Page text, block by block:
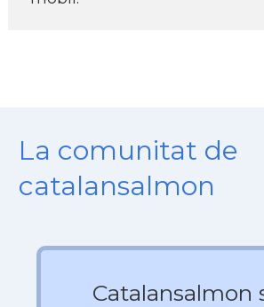
La comunitat de
catalansalmon
Catalansalmon